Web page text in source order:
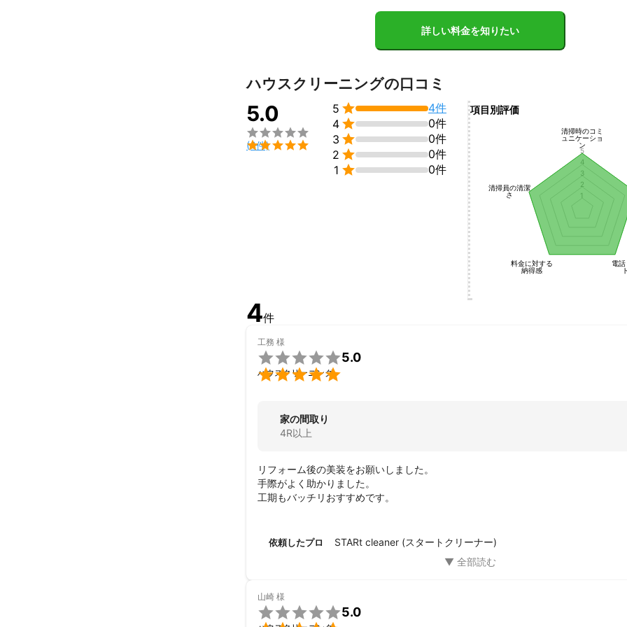
詳しい料金を知りたい
ハウスクリーニングの口コミ
5.0


(4件)
5 
4件
4 
0件
3 
0件
2 
0件
1  0件
項目別評価
清掃時のコミ
ュニケーショ
ン
電
料金に対する
納得感
清掃員の清潔
さ
1
2
3
4
5
4件
工務 様


5.0
ハウスクリーニング
家の間取り
4R以上
リフォーム後の美装をお願いしました。
手際がよく助かりました。
工期もバッチリおすすめです。
依頼したプロ STARt cleaner (スタートクリーナー)
山崎 様
5.0